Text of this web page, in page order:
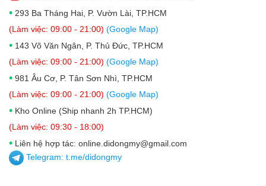
• 293 Ba Tháng Hai, P. Vườn Lài, TP.HCM
(Làm việc: 09:00 - 21:00) (Google Map)
• 143 Võ Văn Ngân, P. Thủ Đức, TP.HCM
(Làm việc: 09:00 - 21:00) (Google Map)
• 981 Âu Cơ, P. Tân Sơn Nhì, TP.HCM
(Làm việc: 09:00 - 21:00) (Google Map)
• Kho Online (Ship nhanh 2h TP.HCM)
(Làm việc: 09:30 - 18:00)
• Liên hệ hợp tác: online.didongmy@gmail.com
Telegram: t.me/didongmy